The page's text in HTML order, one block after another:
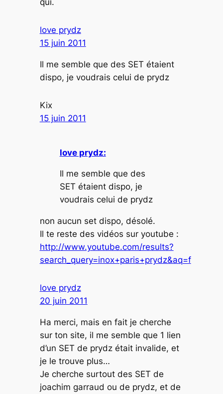
love prydz
15 juin 2011
Il me semble que des SET étaient
dispo, je voudrais celui de prydz
Kix
15 juin 2011
love prydz:
Il me semble que des
SET étaient dispo, je
voudrais celui de prydz
non aucun set dispo, désolé.
Il te reste des vidéos sur youtube :
http://www.youtube.com/results?
search_query=inox+paris+prydz&aq=f
love prydz
20 juin 2011
Ha merci, mais en fait je cherche
sur ton site, il me semble que 1 lien
d’un SET de prydz était invalide, et
je le trouve plus…
Je cherche surtout des SET de
joachim garraud ou de prydz, et de